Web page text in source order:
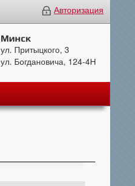
Авторизация
Минск
ул. Притыцкого, 3
ул. Богдановича, 124-4Н